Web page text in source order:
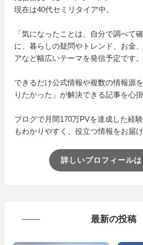
現在は40代セミリタイア中。
「気になったことは、自分で調べて
に、暮らしの疑問やトレンド、お金
アなど幅広いテーマを発信予定です。
できるだけ公式情報や複数の情報源
りたかった」が解決できる記事を心
ブログで月間170万PVを達成した経
もわかりやすく、役立つ情報をお届け
詳しいプロフィール
最新の投稿